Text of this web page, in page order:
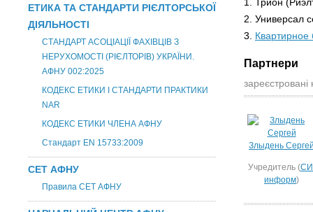
ЕТИКА ТА СТАНДАРТИ РІЄЛТОРСЬКОЇ
ДІЯЛЬНОСТІ
СТАНДАРТ АСОЦІАЦІЇ ФАХІВЦІВ З
НЕРУХОМОСТІ (РІЄЛТОРІВ) УКРАЇНИ.
АФНУ 002:2025
КОДЕКС ЕТИКИ І СТАНДАРТИ ПРАКТИКИ
NAR
КОДЕКС ЕТИКИ ЧЛЕНА АФНУ
Стандарт EN 15733:2009
СЕТ АФНУ
Правила СЕТ АФНУ
1. Трион
2. Универсал
3.
Партнери
зареєстровані
Злыдень
Учредитель (
информ)